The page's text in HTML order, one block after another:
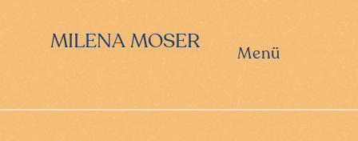
springen
springenMILENA MOSER
Menü